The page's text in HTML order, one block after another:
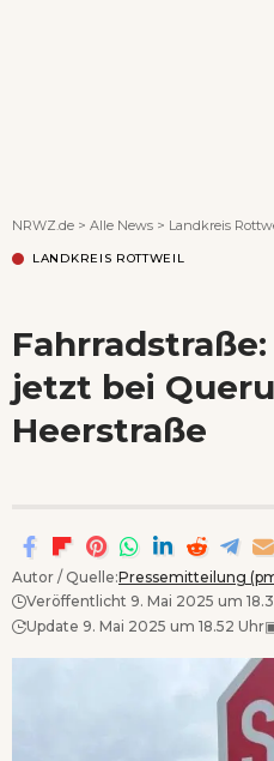
NRWZ.de > Alle News > Landkreis
LANDKREIS ROTTWEIL
jetzt bei
Heerstraße
Autor / Quelle:Pressemitteilung
Veröffentlicht 9. Mai 2025 um
Update 9. Mai 2025 um 18.52 Uhr